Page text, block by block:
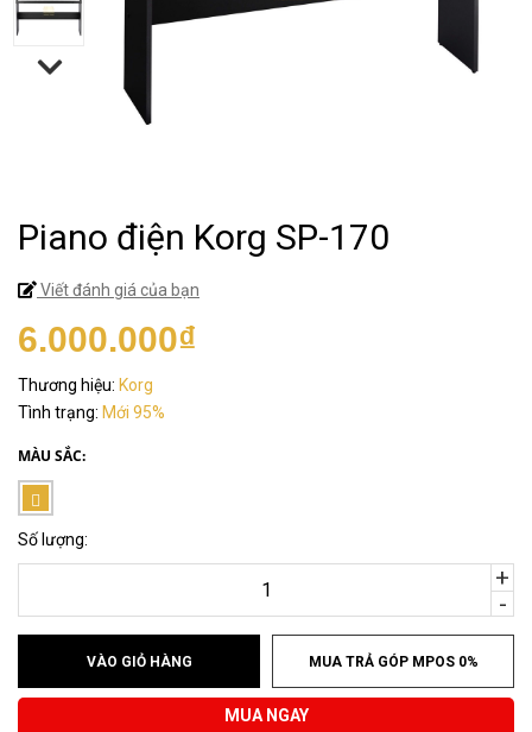
Piano điện Korg SP-170
Viết đánh giá của bạn
6.000.000₫
Thương hiệu: Korg
Tình trạng: Mới 95%
MÀU SẮC:
Số lượng:
-
+
VÀO GIỎ HÀNG MUA TRẢ GÓP MPOS 0%
MUA NGAY